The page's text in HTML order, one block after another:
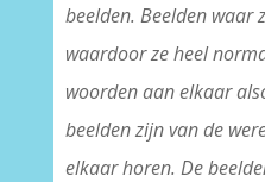
beelden. Beelden waar
waardoor ze heel
woorden aan elkaar
beelden zijn van de
elkaar horen. De